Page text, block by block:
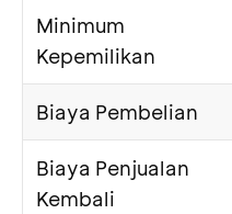
Minimum
Kepemilikan
Biaya Pembelian
Biaya Penjualan
Kembali